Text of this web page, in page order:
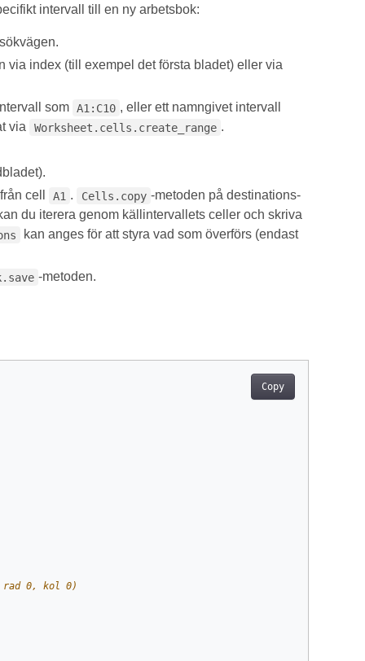
intervall till en ny arbetsbok:
index (till exempel det första bladet) eller via
som A1:C10 , eller ett namngivet intervall
via Worksheet.cells.create_range .
cell
A1 . Cells.copy -metoden på destinations-
du iterera genom källintervallets celler och skriva
kan anges för att styra vad som överförs (endast
-metoden.
Copy
rad 0, kol 0)